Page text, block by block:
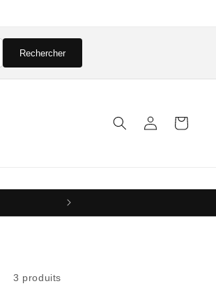
Rechercher
ConnexionPanier
3 produits